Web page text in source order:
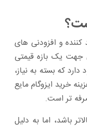
کننده و افزودنی‌ های
جهت یک بازه قیمتی
که بسته به نیاز،
خرید ایزوگام مایع
تر است.
باشد، اما به دلیل